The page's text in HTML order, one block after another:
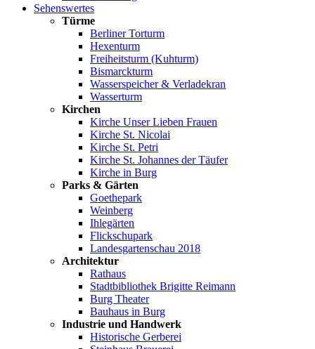
Sehenswertes
Türme
Berliner Torturm
Hexenturm
Freiheitsturm (Kuhturm)
Bismarckturm
Wasserspeicher & Verladekran
Wasserturm
Kirchen
Kirche Unser Lieben Frauen
Kirche St. Nicolai
Kirche St. Petri
Kirche St. Johannes der Täufer
Kirche in Burg
Parks & Gärten
Goethepark
Weinberg
Ihlegärten
Flickschupark
Landesgartenschau 2018
Architektur
Rathaus
Stadtbibliothek Brigitte Reimann
Burg Theater
Bauhaus in Burg
Industrie und Handwerk
Historische Gerberei